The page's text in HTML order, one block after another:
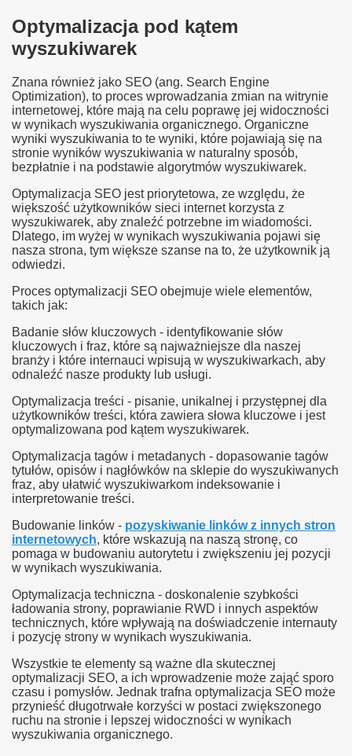
Optymalizacja pod kątem
wyszukiwarek
Znana również jako SEO (ang. Search Engine
Optimization), to proces wprowadzania zmian na witrynie
internetowej, które mają na celu poprawę jej widoczności
w wynikach wyszukiwania organicznego. Organiczne
wyniki wyszukiwania to te wyniki, które pojawiają się na
stronie wyników wyszukiwania w naturalny sposób,
bezpłatnie i na podstawie algorytmów wyszukiwarek.
Optymalizacja SEO jest priorytetowa, ze względu, że
większość użytkowników sieci internet korzysta z
wyszukiwarek, aby znaleźć potrzebne im wiadomości.
Dlatego, im wyżej w wynikach wyszukiwania pojawi się
nasza strona, tym większe szanse na to, że użytkownik ją
odwiedzi.
Proces optymalizacji SEO obejmuje wiele elementów,
takich jak:
Badanie słów kluczowych - identyfikowanie słów
kluczowych i fraz, które są najważniejsze dla naszej
branży i które internauci wpisują w wyszukiwarkach, aby
odnaleźć nasze produkty lub usługi.
Optymalizacja treści - pisanie, unikalnej i przystępnej dla
użytkowników treści, która zawiera słowa kluczowe i jest
optymalizowana pod kątem wyszukiwarek.
Optymalizacja tagów i metadanych - dopasowanie tagów
tytułów, opisów i nagłówków na sklepie do wyszukiwanych
fraz, aby ułatwić wyszukiwarkom indeksowanie i
interpretowanie treści.
Budowanie linków - pozyskiwanie linków z innych stron
internetowych, które wskazują na naszą stronę, co
pomaga w budowaniu autorytetu i zwiększeniu jej pozycji
w wynikach wyszukiwania.
Optymalizacja techniczna - doskonalenie szybkości
ładowania strony, poprawianie RWD i innych aspektów
technicznych, które wpływają na doświadczenie internauty
i pozycję strony w wynikach wyszukiwania.
Wszystkie te elementy są ważne dla skutecznej
optymalizacji SEO, a ich wprowadzenie może zająć sporo
czasu i pomysłów. Jednak trafna optymalizacja SEO może
przynieść długotrwałe korzyści w postaci zwiększonego
ruchu na stronie i lepszej widoczności w wynikach
wyszukiwania organicznego.